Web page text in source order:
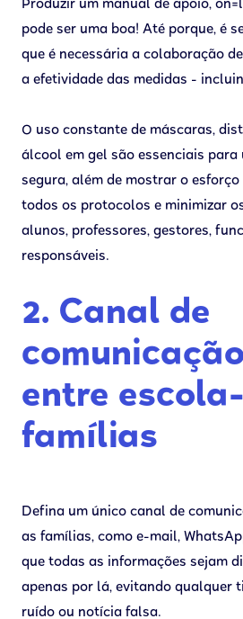
Produzir um manual de apoio,
pode ser uma boa! Até porque, é
que é necessária a colaboração
a efetividade das medidas -
O uso constante de máscaras,
álcool em gel são essenciais para
segura, além de mostrar o
todos os protocolos e minimizar
alunos, professores, gestores,
responsáveis.
2. Canal de
entre escola-
famílias
Defina um único canal de
as famílias, como e-mail,
que todas as informações sejam
apenas por lá, evitando qualquer
ruído ou notícia falsa.